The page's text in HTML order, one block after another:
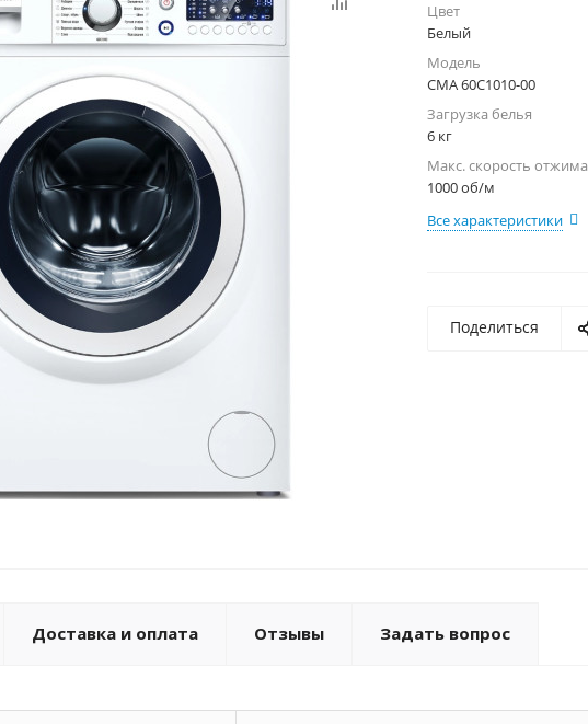
Цвет
Белый
Модель
СМА 60С1010-00
Загрузка белья
6 кг
Макс. скорость отжима
1000 об/м
Все характеристики
Поделиться
Доставка и оплата Отзывы Задать вопрос